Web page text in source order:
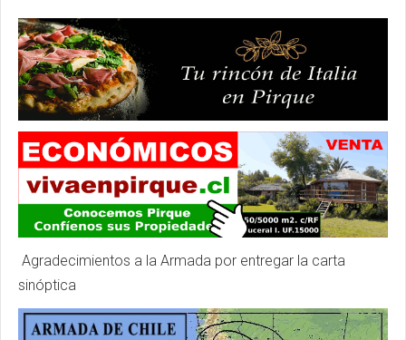
Agradecimientos a la Armada por entregar la carta
sinóptica